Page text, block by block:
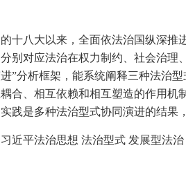
十八大以来，全面依法治国纵深推
别对应法治在权力制约、社会治理
”分析框架，能系统阐释三种法治
合、相互依赖和相互塑造的作用
践是多种法治型式协同演进的结果
习近平法治思想 法治型式 发展型法